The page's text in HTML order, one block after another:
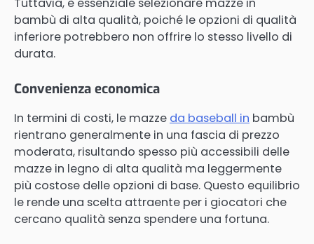
Tuttavia, è essenziale selezionare mazze in
bambù di alta qualità, poiché le opzioni di qualità
inferiore potrebbero non offrire lo stesso livello di
durata.
Convenienza economica
In termini di costi, le mazze da baseball in bambù
rientrano generalmente in una fascia di prezzo
moderata, risultando spesso più accessibili delle
mazze in legno di alta qualità ma leggermente
più costose delle opzioni di base. Questo equilibrio
le rende una scelta attraente per i giocatori che
cercano qualità senza spendere una fortuna.